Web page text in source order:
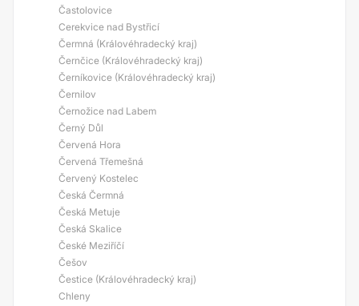
Častolovice
Cerekvice nad Bystřicí
Čermná (Královéhradecký kraj)
Černčice (Královéhradecký kraj)
Černíkovice (Královéhradecký kraj)
Černilov
Černožice nad Labem
Černý Důl
Červená Hora
Červená Třemešná
Červený Kostelec
Česká Čermná
Česká Metuje
Česká Skalice
České Meziříčí
Češov
Čestice (Královéhradecký kraj)
Chleny